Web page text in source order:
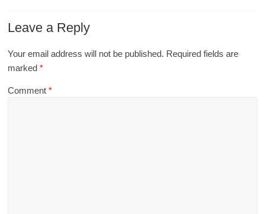
Leave a Reply
Your email address will not be published. Required fields are
marked*
Comment*